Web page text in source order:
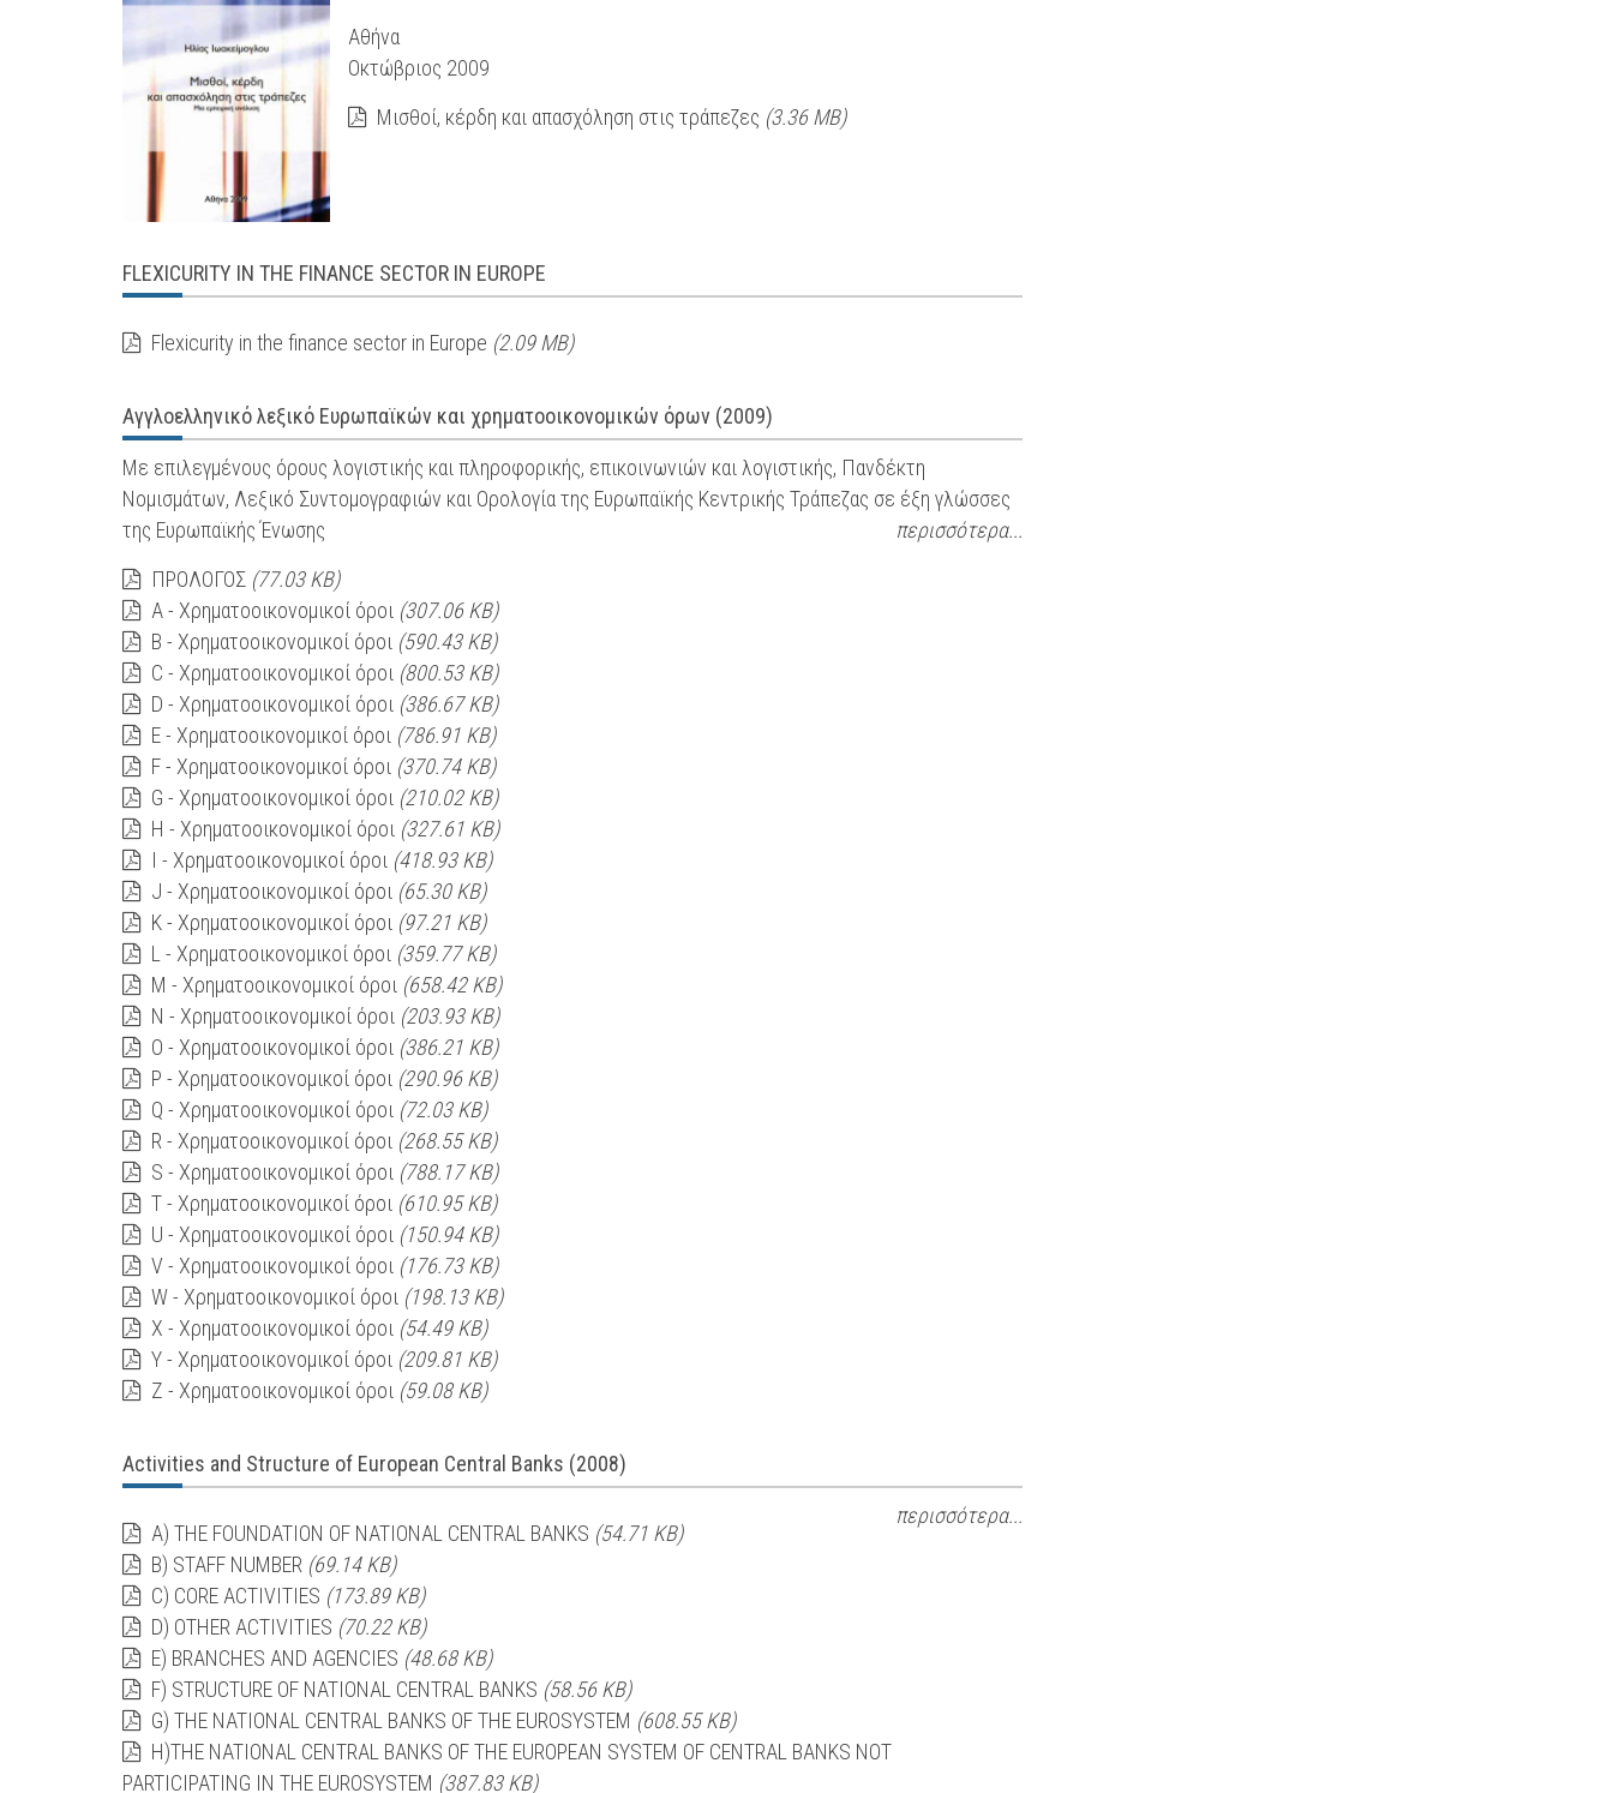
Αθήνα
Οκτώβριος 2009
Μισθοί, κέρδη και απασχόληση στις τράπεζες (3.36 MB)
FLEXICURITY IN THE FINANCE SECTOR IN EUROPE
Flexicurity in the finance sector in Europe (2.09 MB)
Αγγλοελληνικό λεξικό Ευρωπαϊκών και χρηματοοικονομικών όρων (2009)
Με επιλεγμένους όρους λογιστικής και πληροφορικής, επικοινωνιών και λογιστικής, Πανδέκτη
Nομισμάτων, Λεξικό Συντομογραφιών και Ορολογία της Ευρωπαϊκής Κεντρικής Τράπεζας σε έξη γλώσσες
της Ευρωπαϊκής Ένωσης
περισσότερα...
ΠΡΟΛΟΓΟΣ (77.03 KB)
Α - Χρηματοοικονομικοί όροι (307.06 KB)
Β - Χρηματοοικονομικοί όροι (590.43 KB)
C - Χρηματοοικονομικοί όροι (800.53 KB)
D - Χρηματοοικονομικοί όροι (386.67 KB)
E - Χρηματοοικονομικοί όροι (786.91 KB)
F - Χρηματοοικονομικοί όροι (370.74 KB)
G - Χρηματοοικονομικοί όροι (210.02 KB)
H - Χρηματοοικονομικοί όροι (327.61 KB)
I - Χρηματοοικονομικοί όροι (418.93 KB)
J - Χρηματοοικονομικοί όροι (65.30 KB)
K - Χρηματοοικονομικοί όροι (97.21 KB)
L - Χρηματοοικονομικοί όροι (359.77 KB)
M - Χρηματοοικονομικοί όροι (658.42 KB)
N - Χρηματοοικονομικοί όροι (203.93 KB)
O - Χρηματοοικονομικοί όροι (386.21 KB)
P - Χρηματοοικονομικοί όροι (290.96 KB)
Q - Χρηματοοικονομικοί όροι (72.03 KB)
R - Χρηματοοικονομικοί όροι (268.55 KB)
S - Χρηματοοικονομικοί όροι (788.17 KB)
T - Χρηματοοικονομικοί όροι (610.95 KB)
U - Χρηματοοικονομικοί όροι (150.94 KB)
V - Χρηματοοικονομικοί όροι (176.73 KB)
W - Χρηματοοικονομικοί όροι (198.13 KB)
X - Χρηματοοικονομικοί όροι (54.49 KB)
Y - Χρηματοοικονομικοί όροι (209.81 KB)
Z - Χρηματοοικονομικοί όροι (59.08 KB)
Activities and Structure of European Central Banks (2008)
περισσότερα...
A) THE FOUNDATION OF NATIONAL CENTRAL BANKS (54.71 KB)
B) STAFF NUMBER (69.14 KB)
C) CORE ACTIVITIES (173.89 KB)
D) OTHER ACTIVITIES (70.22 KB)
E) BRANCHES AND AGENCIES (48.68 KB)
F) STRUCTURE OF NATIONAL CENTRAL BANKS (58.56 KB)
G) THE NATIONAL CENTRAL BANKS OF THE EUROSYSTEM (608.55 KB)
H)THE NATIONAL CENTRAL BANKS OF THE EUROPEAN SYSTEM OF CENTRAL BANKS NOT
PARTICIPATING IN THE EUROSYSTEM (387.83 KB)